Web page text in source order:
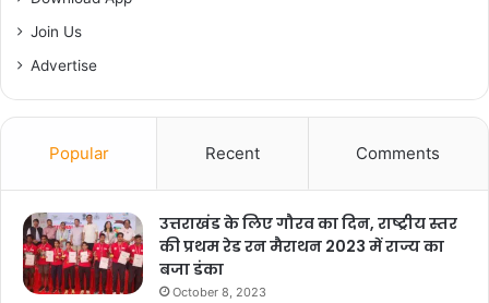
नेत्र पाल, जयसिंह गौतम आदि ने भी संबोधित किया।
कार्यक्रम का संचालन धनीलाल शाह ने भी संबोधित किया।
Join Us
Advertise
Popular Recent Comments
उत्तराखंड के लिए गौरव का दिन, राष्ट्रीय स्तर
की प्रथम रेड रन मैराथन 2023 में राज्य का
बजा डंका
October 8, 2023